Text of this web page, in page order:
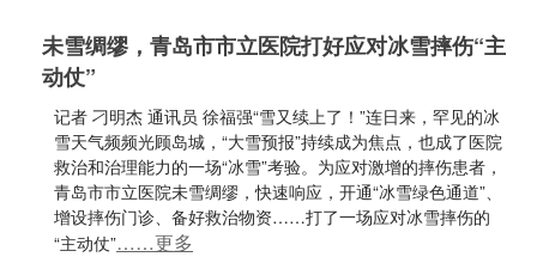
未雪绸缪，青岛市市立医院打好应对冰雪摔伤“主
动仗”
记者 刁明杰 通讯员 徐福强“雪又续上了！”连日来，罕见的冰
雪天气频频光顾岛城，“大雪预报”持续成为焦点，也成了医院
救治和治理能力的一场“冰雪”考验。为应对激增的摔伤患者，
青岛市市立医院未雪绸缪，快速响应，开通“冰雪绿色通道”、
增设摔伤门诊、备好救治物资……打了一场应对冰雪摔伤的
“主动仗”……更多